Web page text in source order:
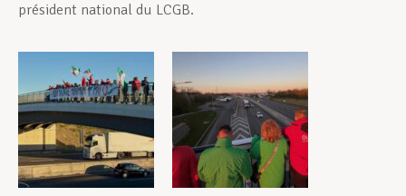
président national du LCGB.